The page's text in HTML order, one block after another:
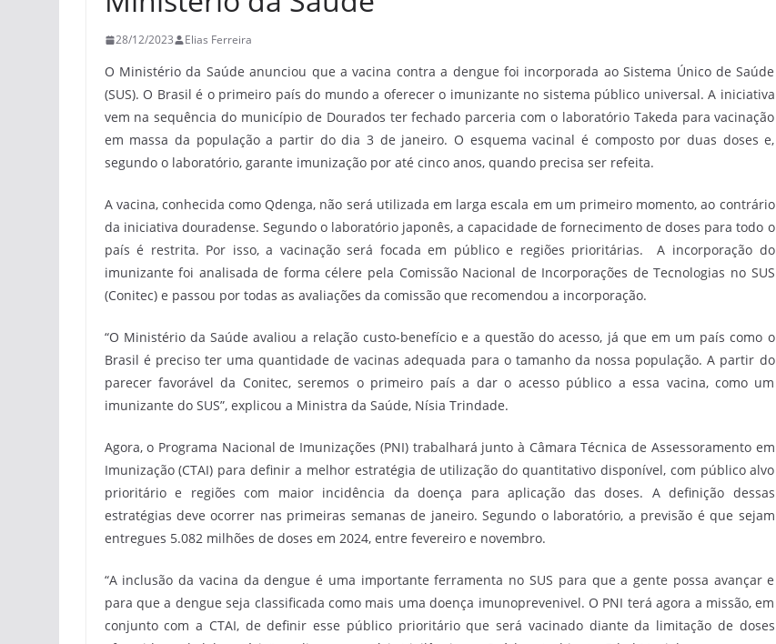
28/12/2023 Elias Ferreira
O Ministério da Saúde anunciou que a vacina contra a dengue foi incorporada ao Sistema Único de Saúde
(SUS). O Brasil é o primeiro país do mundo a oferecer o imunizante no sistema público universal. A iniciativa
vem na sequência do município de Dourados ter fechado parceria com o laboratório Takeda para vacinação
em massa da população a partir do dia 3 de janeiro. O esquema vacinal é composto por duas doses e,
segundo o laboratório, garante imunização por até cinco anos, quando precisa ser refeita.
A vacina, conhecida como Qdenga, não será utilizada em larga escala em um primeiro momento, ao contrário
da iniciativa douradense. Segundo o laboratório japonês, a capacidade de fornecimento de doses para todo o
país é restrita. Por isso, a vacinação será focada em público e regiões prioritárias. A incorporação do
imunizante foi analisada de forma célere pela Comissão Nacional de Incorporações de Tecnologias no SUS
(Conitec) e passou por todas as avaliações da comissão que recomendou a incorporação.
“O Ministério da Saúde avaliou a relação custo-benefício e a questão do acesso, já que em um país como o
Brasil é preciso ter uma quantidade de vacinas adequada para o tamanho da nossa população. A partir do
parecer favorável da Conitec, seremos o primeiro país a dar o acesso público a essa vacina, como um
imunizante do SUS”, explicou a Ministra da Saúde, Nísia Trindade.
Agora, o Programa Nacional de Imunizações (PNI) trabalhará junto à Câmara Técnica de Assessoramento em
Imunização (CTAI) para definir a melhor estratégia de utilização do quantitativo disponível, com público alvo
prioritário e regiões com maior incidência da doença para aplicação das doses. A definição dessas
estratégias deve ocorrer nas primeiras semanas de janeiro. Segundo o laboratório, a previsão é que sejam
entregues 5.082 milhões de doses em 2024, entre fevereiro e novembro.
“A inclusão da vacina da dengue é uma importante ferramenta no SUS para que a gente possa avançar e
para que a dengue seja classificada como mais uma doença imunoprevenivel. O PNI terá agora a missão, em
conjunto com a CTAI, de definir esse público prioritário que será vacinado diante da limitação de doses